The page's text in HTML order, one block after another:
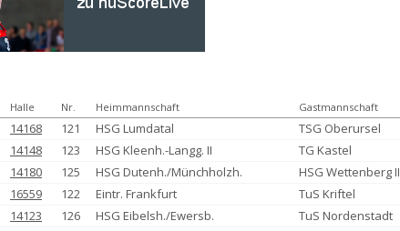
Halle Nr. Heimmannschaft Gastmannschaft
14168 121 HSG Lumdatal TSG Oberursel
14148 123 HSG Kleenh.-Langg. II TG Kastel
14180 125 HSG Dutenh./Münchholzh. HSG Wettenberg II
16559 122 Eintr. Frankfurt TuS Kriftel
14123 126 HSG Eibelsh./Ewersb. TuS Nordenstadt